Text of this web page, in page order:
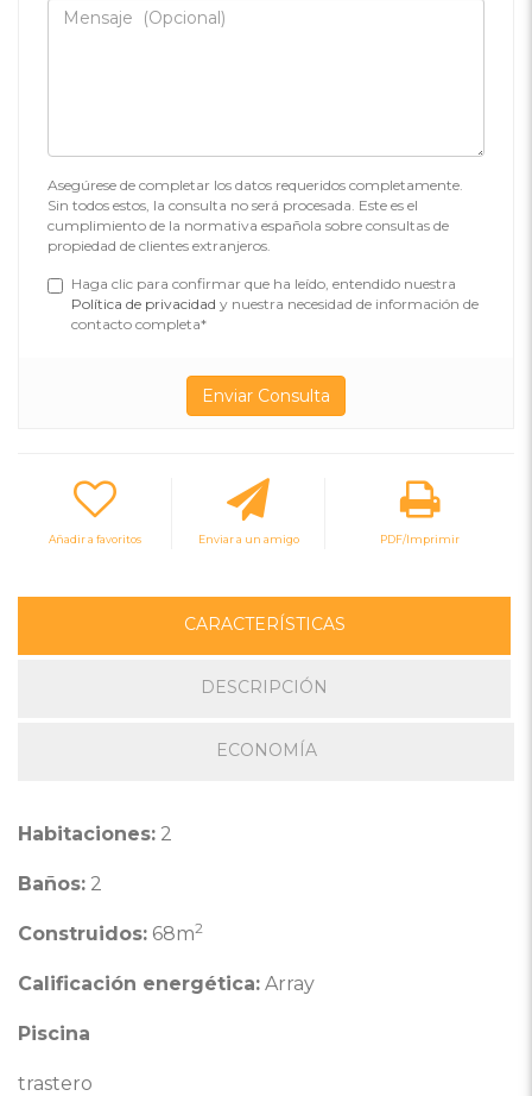
Asegúrese de completar los datos requeridos completamente.
Sin todos estos, la consulta no será procesada. Este es el
cumplimiento de la normativa española sobre consultas de
propiedad de clientes extranjeros.
Haga clic para confirmar que ha leído, entendido nuestra
Política de privacidad y nuestra necesidad de información de
contacto completa*
Añadir a favoritos Enviar a un amigo PDF/Imprimir
CARACTERÍSTICAS
DESCRIPCIÓN
ECONOMÍA
Habitaciones: 2
Baños: 2
Construidos: 68m2
Calificación energética: Array
Piscina
trastero